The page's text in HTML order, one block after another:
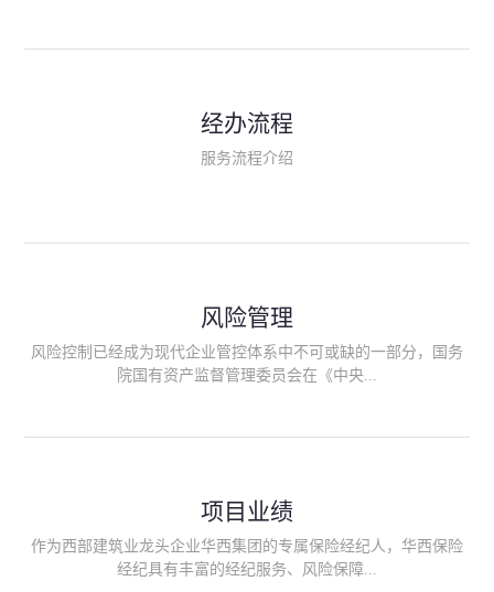
险、政府公共安全责任保险/自然灾害公众责任保险、精神病监护
人责任险、首台套/首版次保险、科技保险等）；（三）传统财产
险产品；（六）保险招投标业务。随着业务的开展，华西经纪会
供专业、优质的保险经纪服务。
经办流程
服务流程介绍
风险管理
风险控制已经成为现代企业管控体系中不可或缺的一部分，国务
院国有资产监督管理委员会在《中央...
能够为客户降低风险管理成本，提高经营效率；能够为企业提供
从风险评估、风险分析、风险防范、风险转移到灾后防损、索赔
等全方位、全过程、专家式的服务，拓展和深化由保险公司提供
项目业绩
作为西部建筑业龙头企业华西集团的专属保险经纪人，华西保险
经纪具有丰富的经纪服务、风险保障...